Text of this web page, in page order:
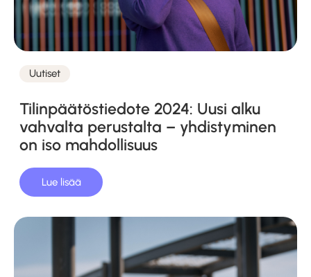
Kategoriat
Uutiset
Tilinpäätöstiedote 2024: Uusi alku
vahvalta perustalta – yhdistyminen
on iso mahdollisuus
Lue lisää